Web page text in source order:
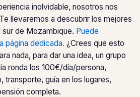
inolvidable, nosotros nos
llevaremos a descubrir los mejores
de Mozambique. Puede
página dedicada. ¿Crees que esto
nada, para dar una idea, un grupo
ronda los 100€/día/persona,
transporte, guía en los lugares,
completa.